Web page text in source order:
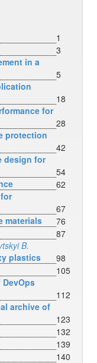
1
3
in a
5
18
for
28
protection
42
design for
54
62
67
materials
76
87
B.
plastics
98
105
112
archive of
123
132
139
140